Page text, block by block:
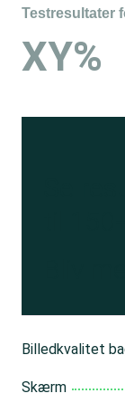
Testresultater
XY%
Billedkvalitet
Skærm